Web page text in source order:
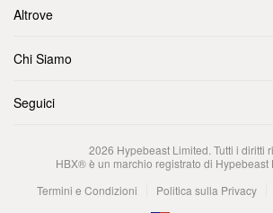
Altrove
Chi Siamo
Seguici
2026 Hypebeast Limited. Tutti i diritti
HBX® è un marchio registrato di Hypebeast
Termini e Condizioni
Politica sulla Privacy